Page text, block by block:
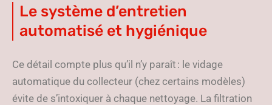
Le système d’entretien
automatisé et hygiénique
Ce détail compte plus qu’il n’y paraît : le vidage
automatique du collecteur (chez certains modèles)
évite de s’intoxiquer à chaque nettoyage. La filtration